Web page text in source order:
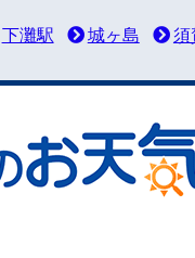
下灘駅 城ヶ島 須